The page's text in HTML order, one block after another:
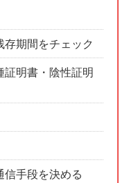
期間をチェック
証明書・陰性証明
手段を決める